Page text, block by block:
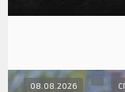
08.08.2026